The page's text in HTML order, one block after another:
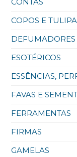
CONTAS
COPOS E
DEFUMADORES
ESOTÉRICOS
ESSÊNCIAS,
FAVAS E
FERRAMENTAS
FIRMAS
GAMELAS